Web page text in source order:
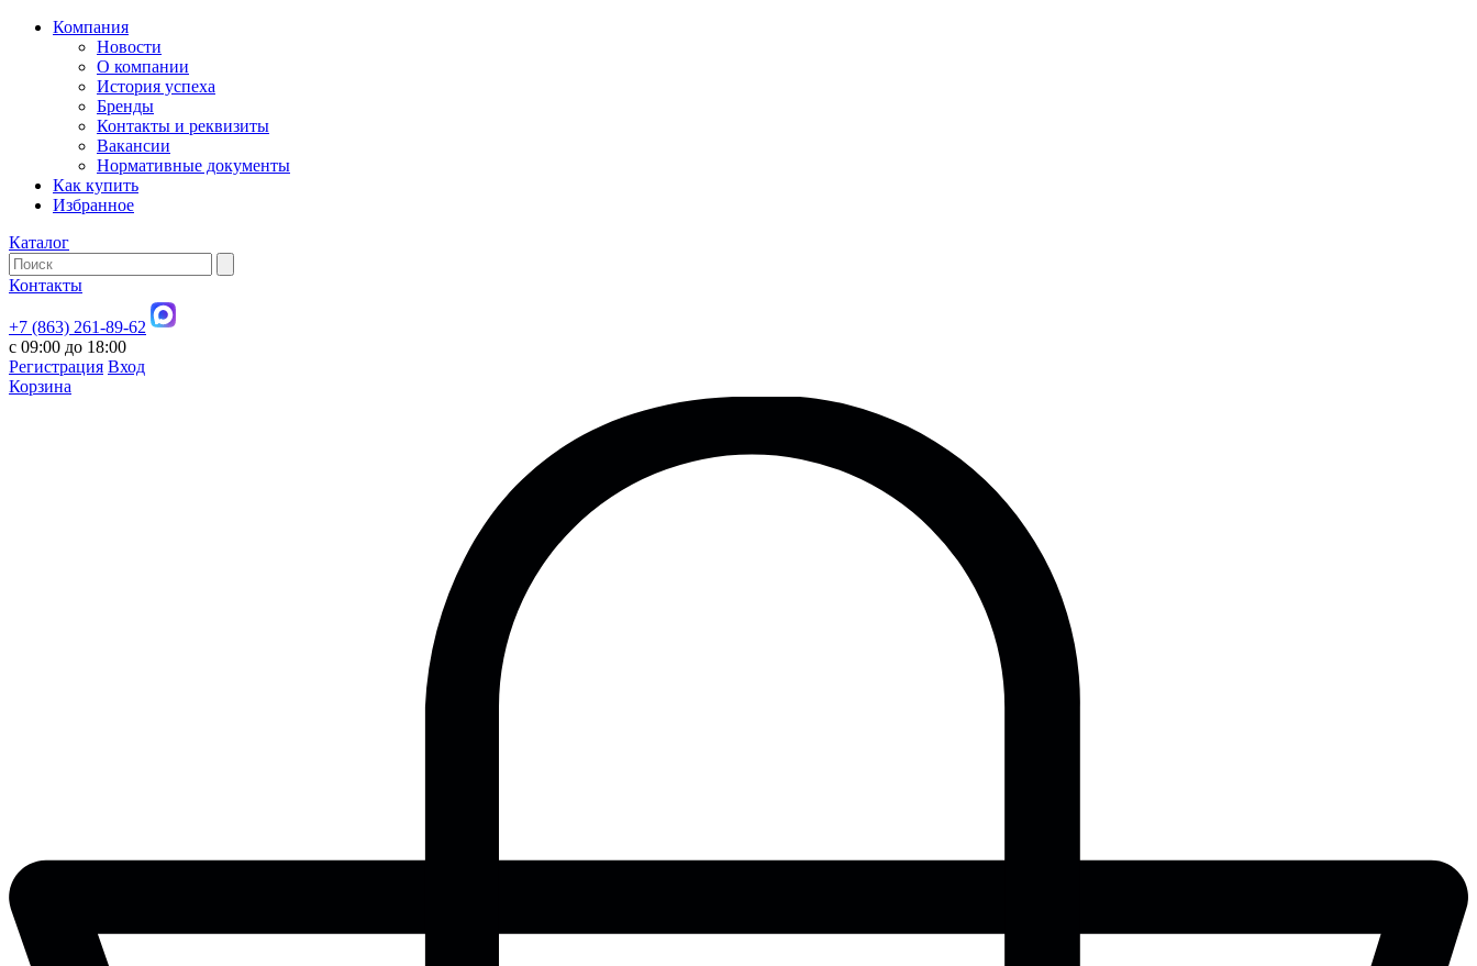
Компания
Новости
О компании
История успеха
Бренды
Контакты и реквизиты
Вакансии
Нормативные документы
Как купить
Избранное
Каталог
Контакты
+7 (863) 261-89-62
с 09:00 до 18:00
Регистрация Вход
Корзина